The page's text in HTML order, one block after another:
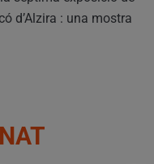
d’Alzira : una mostra